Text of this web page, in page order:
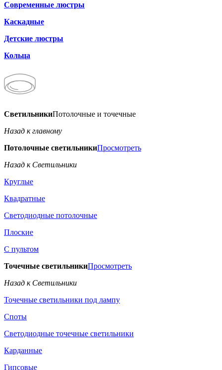
Современные люстры
Каскадные
Детские люстры
Кольца
СветильникиПотолочные и точечные
Назад к главному
Потолочные светильникиПросмотреть
Назад к Светильники
Круглые
Квадратные
Светодиодные потолочные
Плоские
С пультом
Точечные светильникиПросмотреть
Назад к Светильники
Точечные светильники под лампу
Споты
Светодиодные точечные светильники
Карданные
Гипсовые